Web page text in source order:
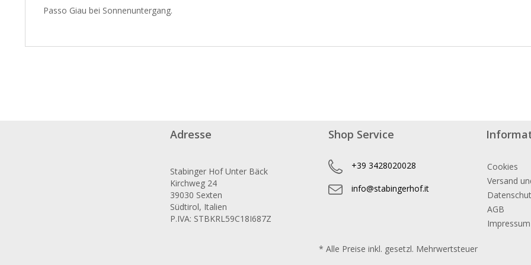
Passo Giau bei Sonnenuntergang.
Adresse
Stabinger Hof Unter Bäck
Kirchweg 24
39030 Sexten
Südtirol, Italien
P.IVA: STBKRL59C18I687Z
Shop Service
+39 3428020028
info@stabingerhof.it
Cookies
Versand
AGB
Impressum
* Alle Preise inkl. gesetzl. Mehrwertsteuer